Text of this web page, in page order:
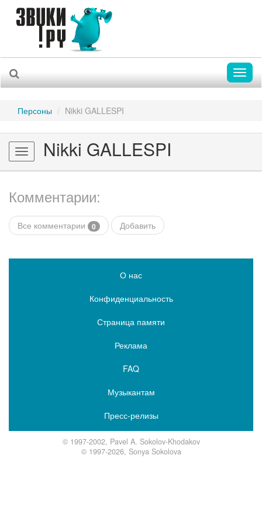
Персоны Nikki GALLESPI
Toggle
navigation
Nikki GALLESPI
Комментарии:
Все комментарии 0 Добавить
О нас
Конфиденциальность
Страница памяти
Реклама
FAQ
Музыкантам
Пресс-релизы
© 1997-2002, Pavel A. Sokolov-Khodakov
© 1997-2026, Sonya Sokolova